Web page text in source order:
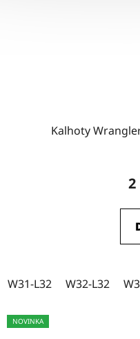
Kalhoty Wrangler
2
W31-L32 W32-L32
NOVINKA